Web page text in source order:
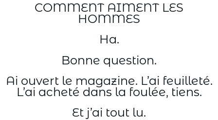
COMMENT AIMENT LES
HOMMES
Ha.
Bonne question.
Ai ouvert le magazine. L’ai feuilleté.
L’ai acheté dans la foulée, tiens.
Et j’ai tout lu.